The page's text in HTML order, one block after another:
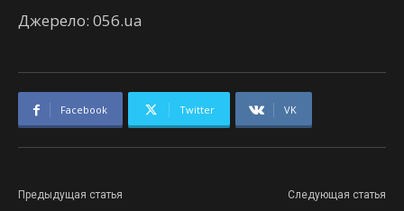
Джерело: 056.ua
Facebook Twitter VK
Предыдущая статья Следующая статья